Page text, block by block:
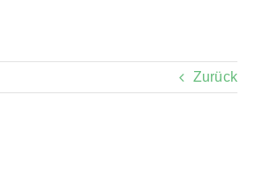
Zurück